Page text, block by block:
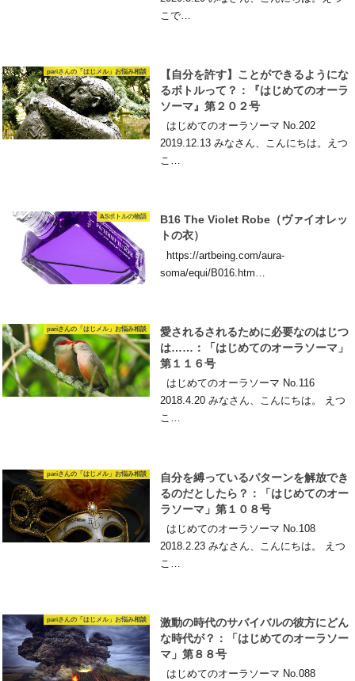
こで…
pariさんの「はじメル」お悩み相談
【自分を許す】ことができるようにな
るボトルって？：『はじめてのオーラ
ソーマ』第２０２号
はじめてのオーラソーマ No.202
2019.12.13 みなさん、こんにちは。えつ
こ…
ASボトルの物語
B16 The Violet Robe（ヴァイオレッ
トの衣）
https://artbeing.com/aura-
soma/equi/B016.htm…
pariさんの「はじメル」お悩み相談
愛されるされるために必要なのはじつ
は……：「はじめてのオーラソーマ」
第１１６号
はじめてのオーラソーマ No.116
2018.4.20 みなさん、こんにちは。 えつ
こ…
pariさんの「はじメル」お悩み相談
自分を縛っているパターンを解放でき
るのだとしたら？：「はじめてのオー
ラソーマ」第１０８号
はじめてのオーラソーマ No.108
2018.2.23 みなさん、こんにちは。 えつ
こ…
pariさんの「はじメル」お悩み相談
激動の時代のサバイバルの彼方にどん
な時代が？：「はじめてのオーラソー
マ」第８８号
はじめてのオーラソーマ No.088